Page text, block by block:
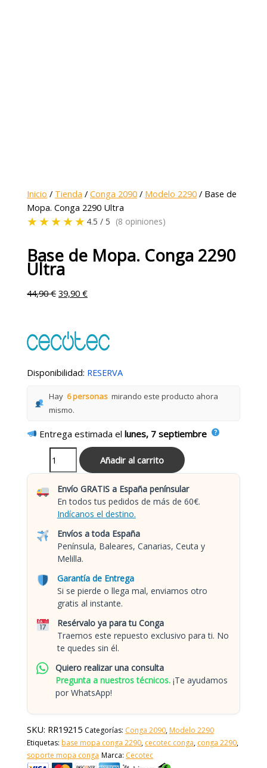
Inicio / Tienda /Conga 2090 / Modelo 2290 / Base de
Mopa. Conga 2290 Ultra
★★★★★ 4.5 / 5 (8 opiniones)
Base de Mopa. Conga 2290
Ultra
44,90€ 39,90€
Disponibilidad: RESERVA
Hay 6 personas mirando este producto ahora
mismo.
Entrega estimada ellunes, 7 septiembre
Añadir al carrito
Envío GRATIS a España penínsular
En todos tus pedidos de más de 60€.
Indícanos el destino.
Envíos a toda España
Península, Baleares, Canarias, Ceuta y
Melilla.
Garantía de Entrega
Si se pierde o llega mal, enviamos otro
gratis al instante.
Resérvalo ya para tu Conga
Traemos este repuesto exclusivo para ti. No
te quedes sin él.
Quiero realizar una consulta
Pregunta a nuestros técnicos. ¡Te ayudamos
por WhatsApp!
SKU: RR19215 Categorías: Conga 2090, Modelo 2290
Etiquetas: base mopa conga 2290, cecotec conga, conga 2290,
soporte mopa conga Marca: Cecotec